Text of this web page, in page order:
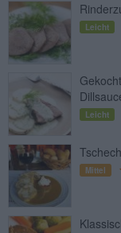
Leicht
Leicht
Mittel